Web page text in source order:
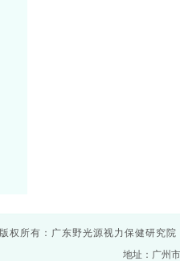
版权所有：广东野光源视力保健研究院
地址：广州